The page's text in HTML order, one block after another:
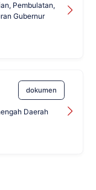
Pembulatan,
Gubernur
dokumen
Daerah